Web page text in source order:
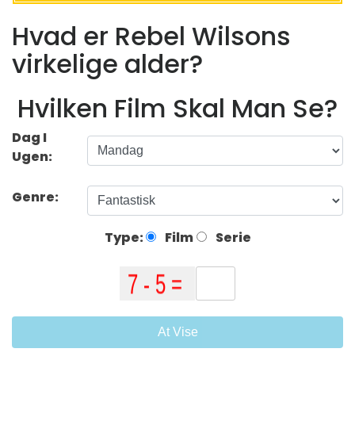
Hvad er Rebel Wilsons
virkelige alder?
Hvilken Film Skal Man Se?
Dag I
Ugen:
Genre:
Type: Film Serie
At Vise